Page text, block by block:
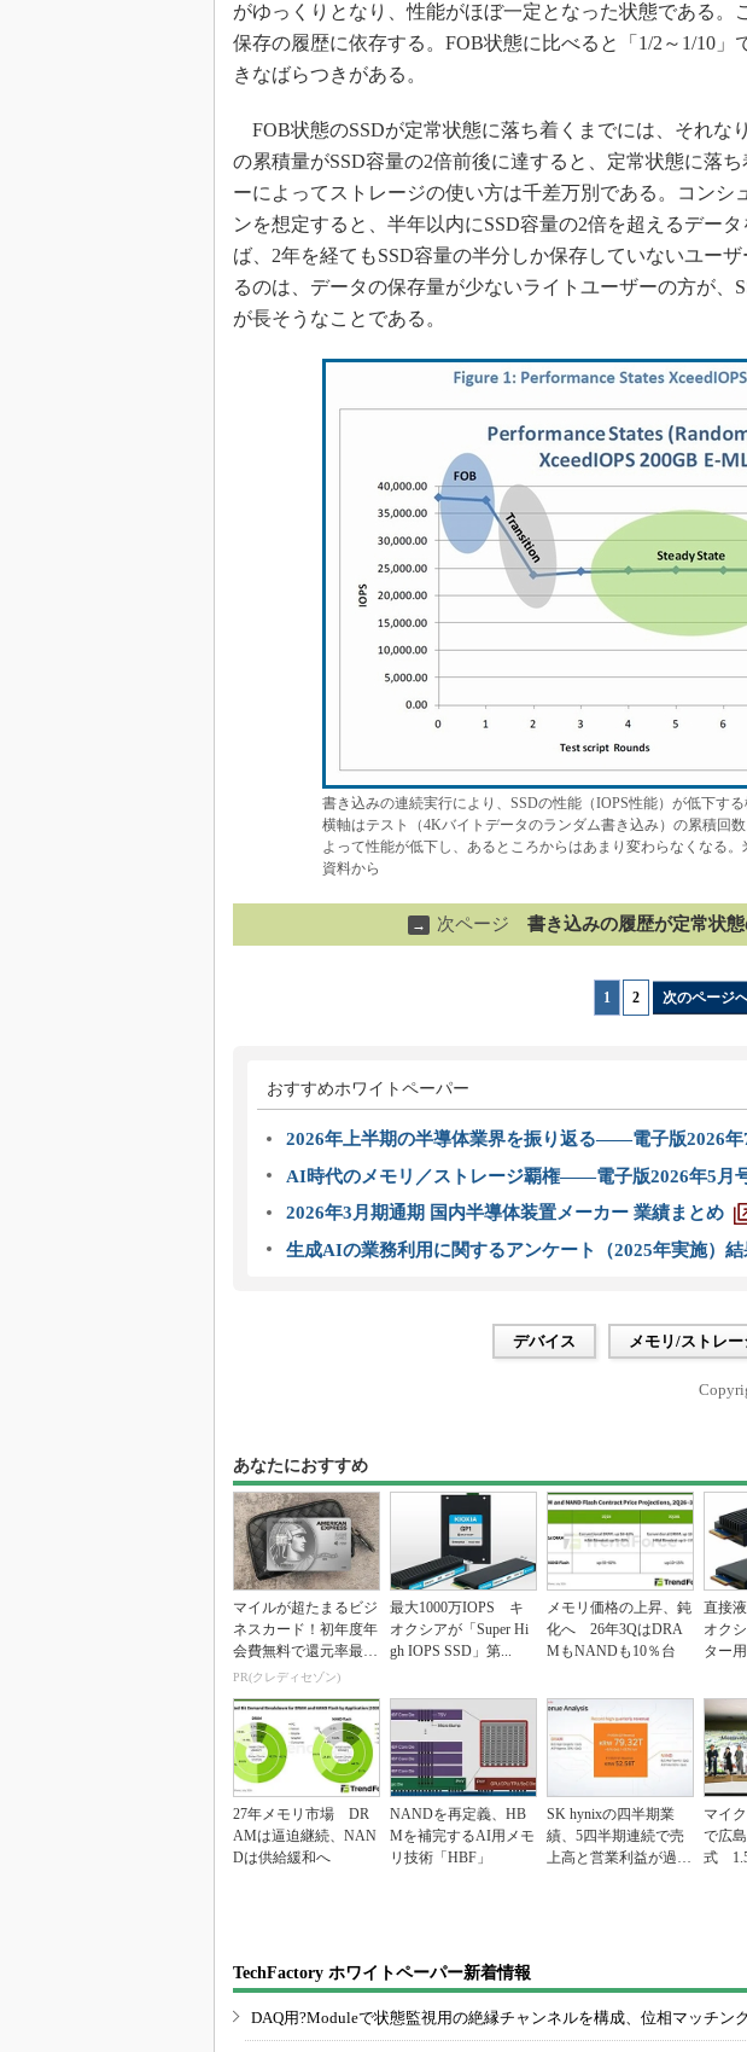
がゆっくりとなり、性能がほぼ一定となった状態である。
保存の履歴に依存する。FOB状態に比べると「1/2～1/10」
きなばらつきがある。
FOB状態のSSDが定常状態に落ち着くまでには、それな
の累積量がSSD容量の2倍前後に達すると、定常状態に落
ーによってストレージの使い方は千差万別である。コンシ
ンを想定すると、半年以内にSSD容量の2倍を超えるデー
ば、2年を経てもSSD容量の半分しか保存していないユー
るのは、データの保存量が少ないライトユーザーの方が、
が長そうなことである。
書き込みの連続実行により、SSDの性能（IOPS性能）が低下する
横軸はテスト（4Kバイトデータのランダム書き込み）の累積回
よって性能が低下し、あるところからはあまり変わらなくなる。
資料から
→ 次ページ 書き込みの履歴が定常状
1 2 次のページ
おすすめホワイトペーパー
2026年上半期の半導体業界を振り返る――電子版2026年
AI時代のメモリ／ストレージ覇権――電子版2026年5月
2026年3月期通期 国内半導体装置メーカー 業績まとめ
生成AIの業務利用に関するアンケート（2025年実施）結
デバイス メモリ/ストレー
あなたにおすすめ
マイルが超たまるビジ
ネスカード！初年度年
会費無料で還元率最大
1.125%
PR(クレディセゾン)
最大1000万IOPS キ
オクシアが「Super Hi
gh IOPS SSD」第...
メモリ価格の上昇、鈍
化へ 26年3QはDRA
MもNANDも10％台
直接
オク
ター
27年メモリ市場 DR
AMは逼迫継続、NAN
Dは供給緩和へ
NANDを再定義、HB
Mを補完するAI用メモ
リ技術「HBF」
SK hynixの四半期業
績、5四半期連続で売
上高と営業利益が過去
マイ
で広
式
TechFactory ホワイトペーパー新着情報
DAQ用?Moduleで状態監視用の絶縁チャンネルを構成、位相マッチン